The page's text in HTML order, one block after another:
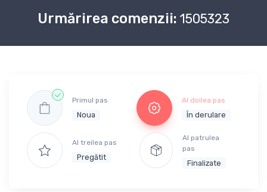
Urmărirea comenzii: 1505323
Primul pas
Noua
Al doilea pas
În derulare
Al treilea pas
Pregătit
Al patrulea
pas
Finalizate